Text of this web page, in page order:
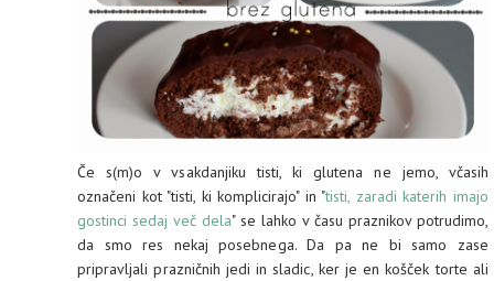
Če s(m)o v vsakdanjiku tisti, ki glutena ne jemo, včasih
označeni kot "tisti, ki komplicirajo" in "tisti, zaradi katerih imajo
gostinci sedaj več dela" se lahko v času praznikov potrudimo,
da smo res nekaj posebnega. Da pa ne bi samo zase
pripravljali prazničnih jedi in sladic, ker je en košček torte ali